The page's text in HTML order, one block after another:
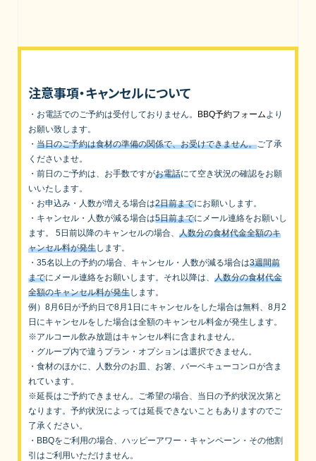
注意事項・キャンセルについて
・お電話でのご予約は受付しておりません。 BBQ予約フォーム より
お願い致します。
・ 当日のご予約は食材の準備の関係で、お受けできません。ご了承
くださいませ。
・前日のご予約は、お手数ですがお電話にて空き状況の確認をお願
いいたします。
・お申込み・人数が増える場合は2日前までにお願いします。
・キャンセル・人数が減る場合は5日前までにメール連絡をお願いし
ます。 5日前以降のキャンセルの場合、 人数分の食材代金全額のキ
ャンセル料が発生します。
・35名以上の予約の場合、キャンセル・人数が減る場合は3週間前
までにメール連絡をお願いします。それ以降は、 人数分の食材代金
全額のキャンセル料が発生します。
例）8月6日が予約日で8月1日にキャンセルをした場合は無料、8月2
日にキャンセルをした場合は全額のキャンセル料金が発生します。
※アルコール飲み放題はキャンセル料に含まれません。
・グループ内で違うプラン・オプションは選択できません。
・食材のほかに、人数分のお皿、お箸、バーベキューコンロが含ま
れています。
※延長はご予約できません。ご希望の場合、当日の予約状況次第と
なります。予約状況によっては延長できないこともありますのでご
了承ください。
・BBQをご利用の場合、ハッピーアワー・キャンペーン・その他割
引はご利用いただけません。